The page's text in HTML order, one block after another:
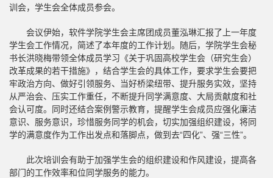
训会，学生会全体成员参会。
会议伊始，软件学院学生会主席团成员董泓琳汇报了上一年度
学生会工作情况，简述了本年度的工作计划。随后，学院学生会秘
书长洪晓梅带领全体成员学习《关于巩固高校学生会（研究生会）
改革成果的若干措施》，结合学生会的具体工作，要求学生会要把
牢政治方向、做好引领服务、当好桥梁纽带、提升服务实效，坚持
从严治会、压实工作重任，不断提升同学满意度、大局贡献度和社
会认可度。同时还结合案例警示教育，提醒学生会成员应强化廉洁
意识、服务意识，珍惜服务同学的机会，切实加强组织建设，将同
学的满意度作为工作出发点和落脚点，做到去“四化”、强“三性”。
此次培训会有助于加强学生会的组织建设和作风建设，提高各
部门的工作效率和位同学服务的能力。